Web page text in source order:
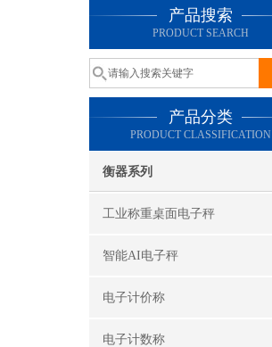
产品搜索
PRODUCT SEARCH
产品分类
PRODUCT CLASSIFICATION
衡器系列
工业称重桌面电子秤
智能AI电子秤
电子计价称
电子计数称